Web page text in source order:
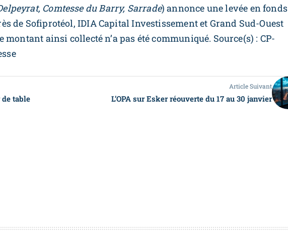
Comtesse du Barry, Sarrade) annonce une levée en fonds
de Sofiprotéol, IDIA Capital Investissement et Grand Sud-Ouest
montant ainsi collecté n’a pas été communiqué. Source(s) : CP-
table
Article Suivant
L’OPA sur Esker réouverte du 17 au 30 janvier